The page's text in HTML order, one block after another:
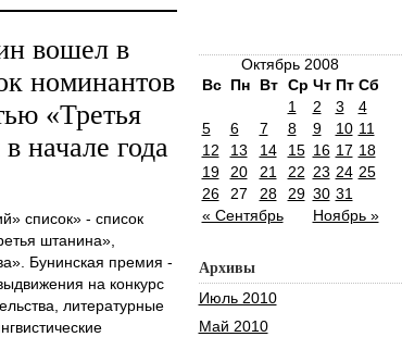
вошел в
номинантов
«Третья
начале года
список» - список
штанина»,
Бунинская премия -
на конкурс
литературные
Октябрь 2008
Вс Пн Вт Ср Чт Пт Сб
« Сентябрь Ноябрь »
1 2 3
4
5
6 7 8 9 10 11
12
13 14 15 16 17 18
19
20 21 22 23 24 25
26
27 28 29 30 31
Архивы
Июль 2010
Май 2010